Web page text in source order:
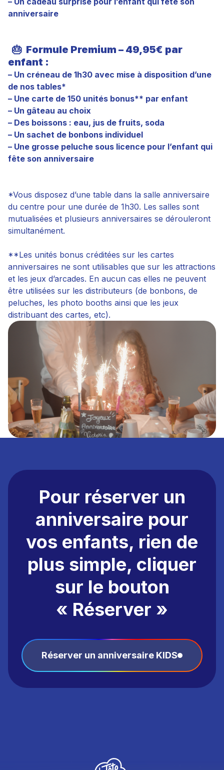
anniversaire
🎂 Formule Premium – 49,95€ par
enfant :
– Un créneau de 1h30 avec mise à disposition d’une
de nos tables*
– Une carte de 150 unités bonus** par enfant
– Un gâteau au choix
– Des boissons : eau, jus de fruits, soda
– Un sachet de bonbons individuel
– Une grosse peluche sous licence pour l’enfant qui
fête son anniversaire
*Vous disposez d’une table dans la salle anniversaire
du centre pour une durée de 1h30. Les salles sont
mutualisées et plusieurs anniversaires se dérouleront
simultanément.
**Les unités bonus créditées sur les cartes
anniversaires ne sont utilisables que sur les attractions
et les jeux d’arcades. En aucun cas elles ne peuvent
être utilisées sur les distributeurs (de bonbons, de
peluches, les photo booths ainsi que les jeux
distribuant des cartes, etc).
Pour réserver un
anniversaire pour
vos enfants, rien de
plus simple, cliquer
sur le bouton
« Réserver »
Réserver un anniversaire KIDS